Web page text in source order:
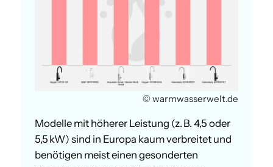
© warmwasserwelt.de
Modelle mit höherer Leistung (z. B. 4,5 oder
5,5 kW) sind in Europa kaum verbreitet und
benötigen meist einen gesonderten